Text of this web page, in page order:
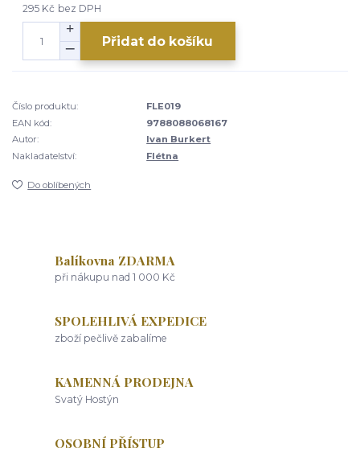
295 Kč bez DPH
Přidat do košíku
Číslo produktu:
FLE019
EAN kód:
9788088068167
Autor:
Ivan Burkert
Nakladatelství:
Flétna
Do oblíbených
Balíkovna ZDARMA
při nákupu nad 1 000 Kč
SPOLEHLIVÁ EXPEDICE
zboží pečlivě zabalíme
KAMENNÁ PRODEJNA
Svatý Hostýn
OSOBNÍ PŘÍSTUP